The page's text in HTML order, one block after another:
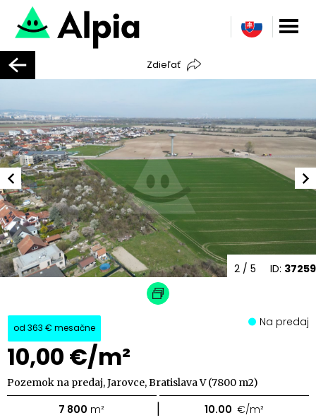
Zdieľať
ID: 37259
2 / 5
od 363 € mesačne
10,00 €/m²
Na predaj
Pozemok na predaj, Jarovce, Bratislava V (7800 m2)
7 800 m² | 10.00 €/m²